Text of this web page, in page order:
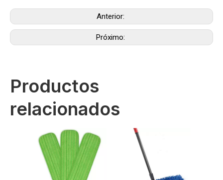
Anterior:
Próximo:
Productos
relacionados